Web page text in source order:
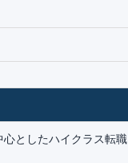
としたハイクラス転職